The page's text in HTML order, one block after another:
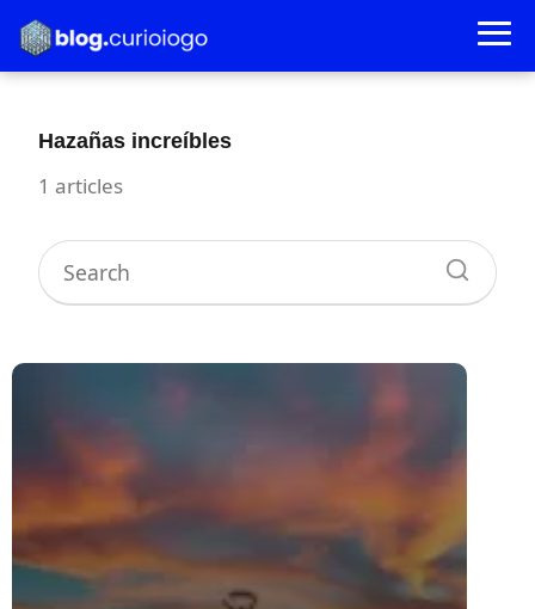
Hazañas increíbles
1 articles